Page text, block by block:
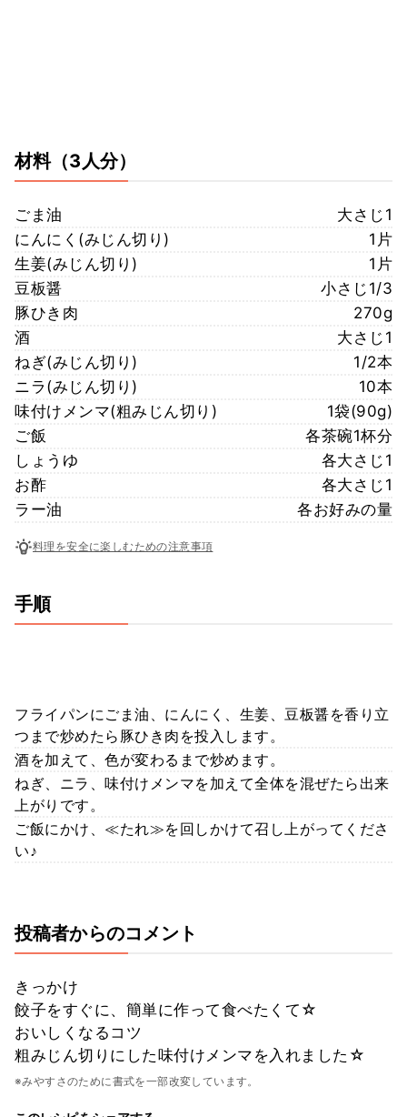
材料（3人分）
ごま油
大さじ1
にんにく(みじん切り)
1片
生姜(みじん切り)
1片
豆板醤
小さじ1/3
豚ひき肉
270g
酒
大さじ1
ねぎ(みじん切り)
1/2本
ニラ(みじん切り)
10本
味付けメンマ(粗みじん切り)
1袋(90g)
ご飯
各茶碗1杯分
しょうゆ
各大さじ1
お酢
各大さじ1
ラー油
各お好みの量
料理を安全に楽しむための注意事項
手順
フライパンにごま油、にんにく、生姜、豆板醤を香り立
つまで炒めたら豚ひき肉を投入します。
酒を加えて、色が変わるまで炒めます。
ねぎ、ニラ、味付けメンマを加えて全体を混ぜたら出来
上がりです。
ご飯にかけ、≪たれ≫を回しかけて召し上がってくださ
い♪
投稿者からのコメント
きっかけ
餃子をすぐに、簡単に作って食べたくて☆
おいしくなるコツ
粗みじん切りにした味付けメンマを入れました☆
※みやすさのために書式を一部改変しています。